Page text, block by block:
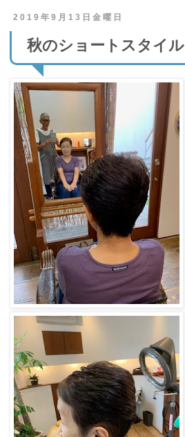
2019年9月13日金曜日
秋のショートスタイル